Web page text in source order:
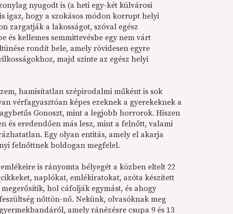
nyugodt is (a heti egy-két külvárosi
igaz, hogy a szokásos módon korrupt helyi
zargatják a lakosságot, szóval egész
kellemes semmittevésbe egy nem várt
rondít bele, amely rövidesen egyre
majd szinte az egész helyi
hamisítatlan szépirodalmi műként is sok
vérfagyasztóan képes ezeknek a gyerekeknek a
Gonoszt, mint a legjobb horrorok. Hiszen
és eredendően más lesz, mint a felnőtt, valami
Egy olyan entitás, amely el akarja
felnőttnek boldogan megfelel.
is rányomta bélyegét a közben eltelt 22
naplókat, emlékiratokat, azóta készített
hol cáfolják egymást, és ahogy
nőttön-nő. Nekünk, olvasóknak meg
amely ránézésre csupa 9 és 13